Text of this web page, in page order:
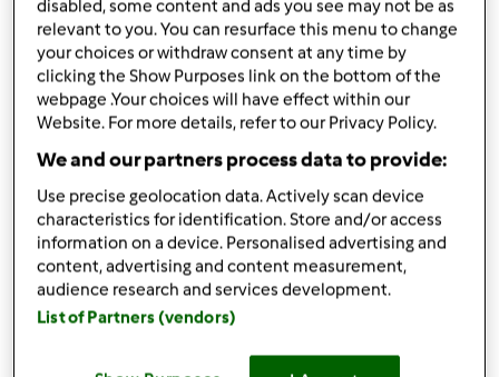
Arroz de Pato
1cebola
2dentes de alho
70gazeite
1pato partido em bocados pequenos
1caldo carne
1caldo alho e cebola
200g vinho branco
20gmolho inglês
30gmolho soja
disabled, some content and ads you see may not be as
relevant to you. You can resurface this menu to change
your choices or withdraw consent at any time by
clicking the Show Purposes link on the bottom of the
webpage .Your choices will have effect within our
Website. For more details, refer to our Privacy Policy.
We and our partners process data to provide:
Use precise geolocation data. Actively scan device
characteristics for identification. Store and/or access
information on a device. Personalised advertising and
content, advertising and content measurement,
audience research and services development.
List of Partners (vendors)